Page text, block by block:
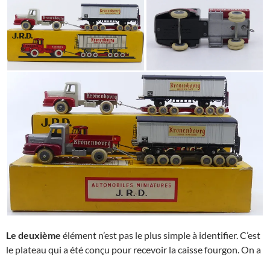
Le deuxième élément n’est pas le plus simple à identifier. C’est
le plateau qui a été conçu pour recevoir la caisse fourgon. On a